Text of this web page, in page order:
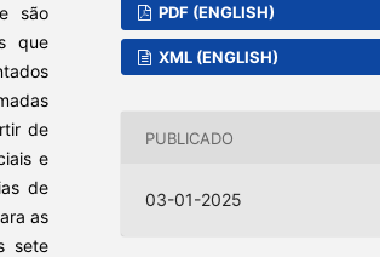
são
que
de
e
de
as
sete
PDF (ENGLISH)
XML (ENGLISH)
PUBLICADO
03-01-2025